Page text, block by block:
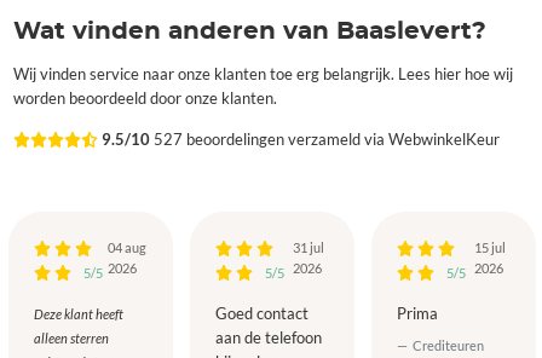
Wat vinden anderen van Baaslevert?
Wij vinden service naar onze klanten toe erg belangrijk. Lees hier hoe wij
worden beoordeeld door onze klanten.
9.5/10 527 beoordelingen verzameld via WebwinkelKeur
5/5
04 aug
2026
Deze klant heeft
alleen sterren
5/5
31 jul
2026
Goed contact
aan de telefoon
5/5
15 jul
2026
Prima
Crediteuren